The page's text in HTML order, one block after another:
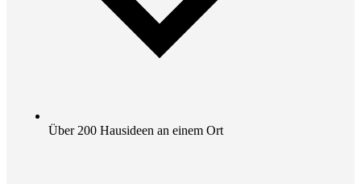
Über 200 Hausideen an einem Ort